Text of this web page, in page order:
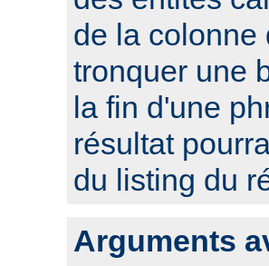
de la colonne
tronquer une
la fin d'une
résultat
du listing du
Arguments